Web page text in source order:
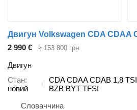
2 990 € ≈ 153 800 грн
Двигун
Стан
новий
CDA CDAA CDAB 1,8 TSI
BZB BYT TFSI
Словаччина